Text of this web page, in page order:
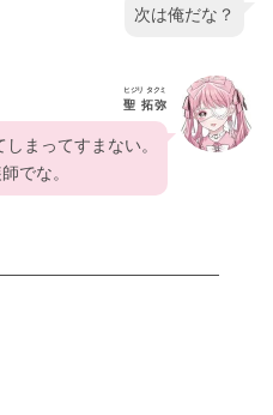
次は俺だな？
聖 拓弥
ヒジリ タクミ
まってすまない。
でな。